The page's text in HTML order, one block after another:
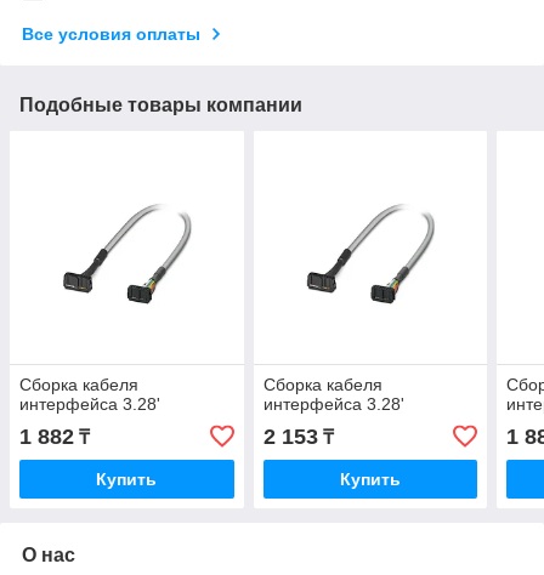
Все условия оплаты
Подобные товары компании
Сборка кабеля
интерфейса 3.28'
1 882 ₸
Купить
Сборка кабеля
интерфейса 3.28'
2 153₸
Купить
1
О нас